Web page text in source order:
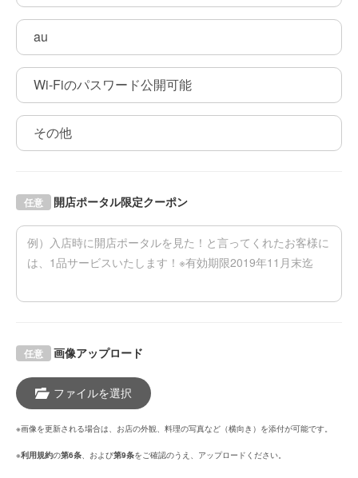
au
Wi-Fiのパスワード公開可能
その他
開店ポータル限定クーポン
任意
画像アップロード
任意
ファイルを選択
※画像を更新される場合は、お店の外観、料理の写真など（横向き）を添付が可能です。
※利用規約の第6条 、および第9条をご確認のうえ、アップロードください。